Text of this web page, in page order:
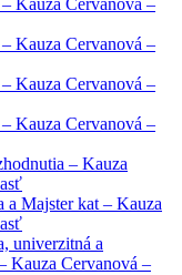
Kauza Cervanová –
Kauza Cervanová –
Kauza Cervanová –
– Kauza
a Majster kat – Kauza
univerzitná a
Kauza Cervanová –